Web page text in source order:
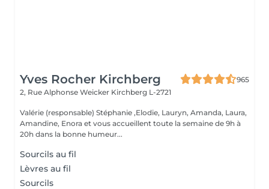
Yves Rocher Kirchberg
965
2, Rue Alphonse Weicker Kirchberg L-2721
Valérie (responsable) Stéphanie ,Elodie, Lauryn, Amanda, Laura,
Amandine, Enora et vous accueillent toute la semaine de 9h à
20h dans la bonne humeur...
Sourcils au fil
Lèvres au fil
Sourcils